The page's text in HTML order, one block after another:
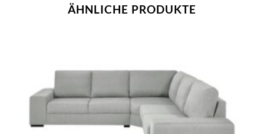
ÄHNLICHE PRODUKTE